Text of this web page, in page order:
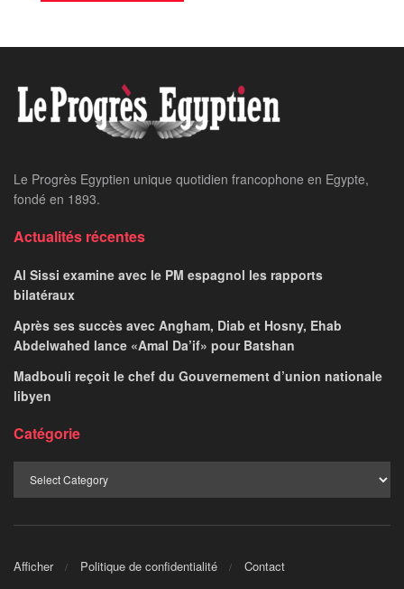
Le Progrès Egyptien unique quotidien francophone en Egypte,
fondé en 1893.
Actualités récentes
Al Sissi examine avec le PM espagnol les rapports
bilatéraux
Après ses succès avec Angham, Diab et Hosny, Ehab
Abdelwahed lance «Amal Da’if» pour Batshan
Madbouli reçoit le chef du Gouvernement d’union nationale
libyen
Catégorie
Afficher Politique de confidentialité Contact